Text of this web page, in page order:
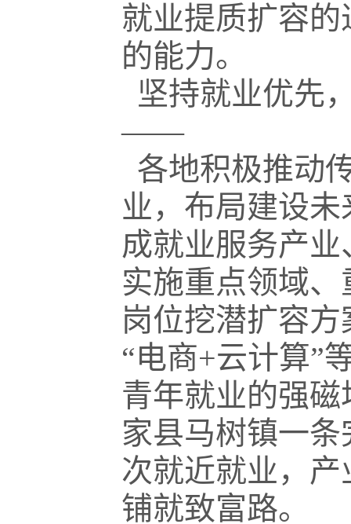
就业提质扩容
的能力。
坚持就业优先
——
各地积极推动
业，布局建设
成就业服务产
实施重点领域
岗位挖潜扩容
“电商+云计算”
青年就业的强
家县马树镇一
次就近就业，
铺就致富路。